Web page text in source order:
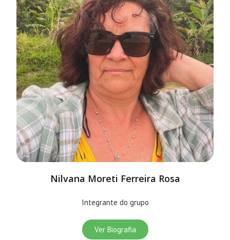
Nilvana Moreti Ferreira Rosa
Integrante do grupo
Ver Biografia